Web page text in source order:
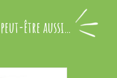
être aussi…